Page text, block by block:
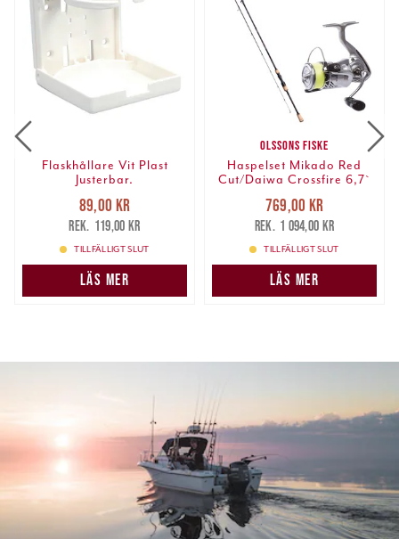
Flaskhållare Vit Plast
Justerbar.
Nuvarande pris
89,00 krTidigare pris
119,00 kr
89,00 kr
119,00 kr
TILLFÄLLIGT SLUT
LÄS MER
OLSSONS FISKE
Haspelset Mikado Red
Cut/Daiwa Crossfire 6,7`
Nuvarande pris
769,00 krTidigare pris
1 094,00 kr
769,00 kr
1 094,00 kr
TILLFÄLLIGT SLUT
LÄS MER